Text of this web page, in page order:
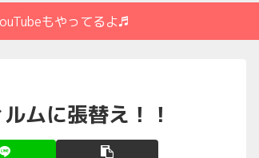
もやってるよ♬
ムに張替え！！